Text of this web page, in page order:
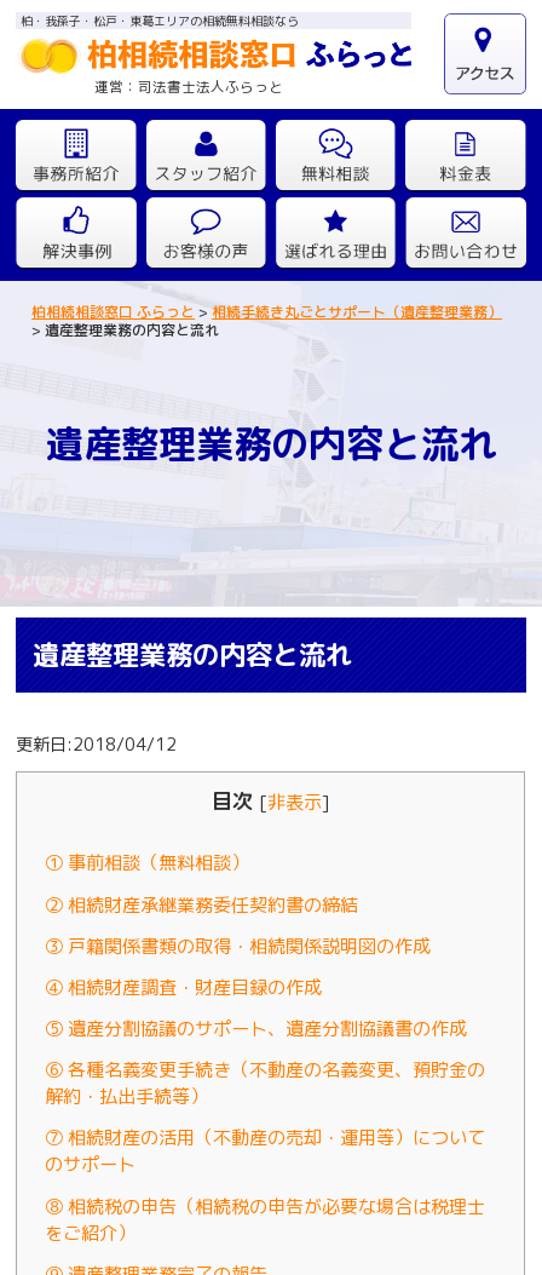
柏・我孫子・松戸・東葛エリアの相続無料相談なら
運営：司法書士法人ふらっと
柏相続相談窓口 ふらっと > 相続手続き丸ごとサポート（遺産整理業務）
>遺産整理業務の内容と流れ
遺産整理業務の内容と流れ
遺産整理業務の内容と流れ
更新日:2018/04/12
目次 [非表示]
① 事前相談（無料相談）
② 相続財産承継業務委任契約書の締結
③ 戸籍関係書類の取得・相続関係説明図の作成
④ 相続財産調査・財産目録の作成
⑤ 遺産分割協議のサポート、遺産分割協議書の作成
⑥ 各種名義変更手続き（不動産の名義変更、預貯金の
解約・払出手続等）
⑦ 相続財産の活用（不動産の売却・運用等）について
のサポート
⑧ 相続税の申告（相続税の申告が必要な場合は税理士
をご紹介）